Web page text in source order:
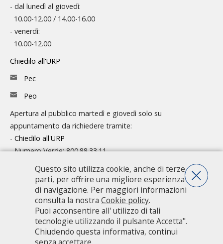
- dal lunedì al giovedì:
10.00-12.00 / 14.00-16.00
- venerdì:
10.00-12.00
Chiedilo all'URP
Pec
Peo
Apertura al pubblico martedì e giovedì solo su
appuntamento da richiedere tramite:
- Chiedilo all'URP
- Numero Verde: 800.88.33.11
Consulta l'organigramma
Accedi agli atti
Guida pratica ai servizi e alla modulistica
Città metropolitana di Milano - Via Vivaio, 1 - 20122 Milano - centralino
Questo sito utilizza cookie, anche di terze
parti, per offrire una migliore esperienza
di navigazione. Per maggiori informazioni
consulta la nostra Cookie policy.
Puoi acconsentire all' utilizzo di tali
tecnologie utilizzando il pulsante Accetta".
Chiudendo questa informativa, continui